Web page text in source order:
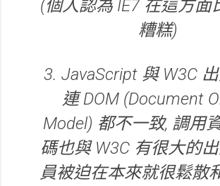
(個人認為 IE7 在這方面
糟糕)
3. JavaScript 與 W3C
連 DOM (Document
Model) 都不一致, 調用
碼也與 W3C 有很大的
員被迫在本來就很鬆散